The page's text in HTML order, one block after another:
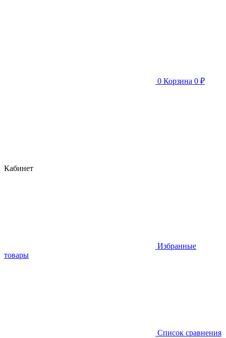
0 Корзина 0 ₽
Кабинет
Избранные
товары
Список сравнения